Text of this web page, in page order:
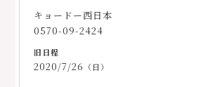
キョードー西日本
0570-09-2424
2020/7/26 （日）